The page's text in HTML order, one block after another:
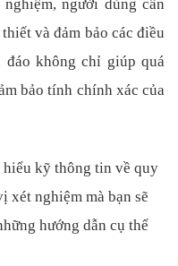
người dùng cần
và đảm bảo các điều
không chỉ giúp quá
bảo tính chính xác của
hiểu kỹ thông tin về quy
xét nghiệm mà bạn sẽ
hướng dẫn cụ thể